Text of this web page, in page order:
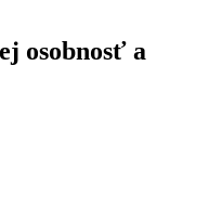
osobnosť a